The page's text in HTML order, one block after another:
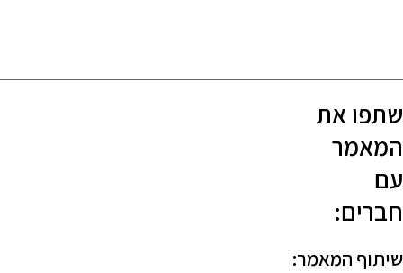
את
המאמר: